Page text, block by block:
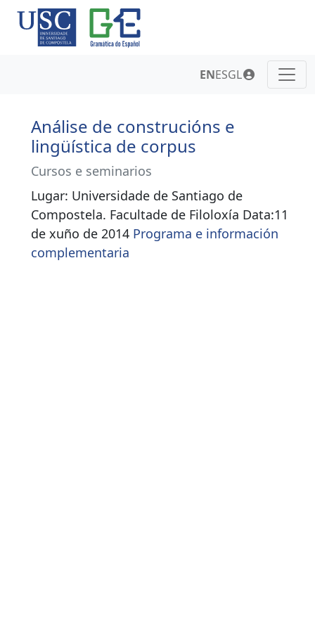
ENESGL
Análise de construcións e
lingüística de corpus
Cursos e seminarios
Lugar: Universidade de Santiago de
Compostela. Facultade de Filoloxía Data:11
de xuño de 2014 Programa e información
complementaria